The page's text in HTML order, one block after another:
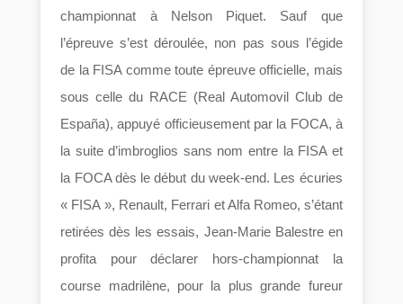
championnat à Nelson Piquet. Sauf que
l’épreuve s’est déroulée, non pas sous l’égide
de la FISA comme toute épreuve officielle, mais
sous celle du RACE (Real Automovil Club de
España), appuyé officieusement par la FOCA, à
la suite d’imbroglios sans nom entre la FISA et
la FOCA dès le début du week-end. Les écuries
« FISA », Renault, Ferrari et Alfa Romeo, s’étant
retirées dès les essais, Jean-Marie Balestre en
profita pour déclarer hors-championnat la
course madrilène, pour la plus grande fureur